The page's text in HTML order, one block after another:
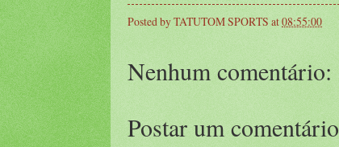
Posted byTATUTOM SPORTS at08:55:00
Nenhum comentário:
Postar um comentário